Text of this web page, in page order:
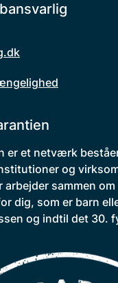
er et netværk
og
arbejder sammen
dig, som er barn
og indtil det 30.